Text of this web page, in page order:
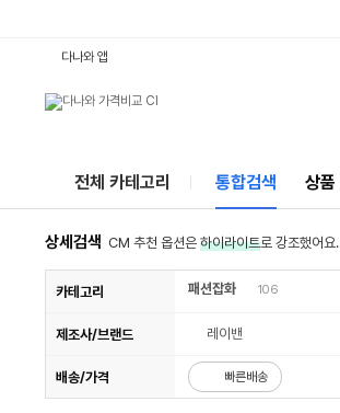
다나와 앱
전체 카테고리 통합검색 상품
상세검색 CM 추천 옵션은 하이라이트로 강조했어요.
카테고리 패션잡화 106
제조사/브랜드 레이밴
배송/가격 빠른배송